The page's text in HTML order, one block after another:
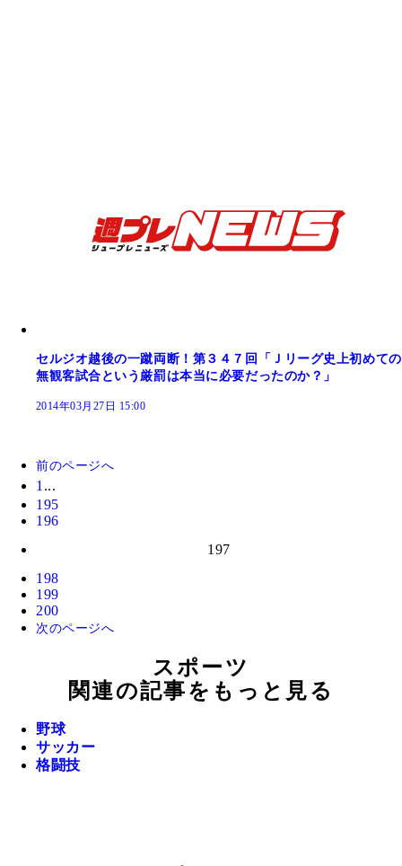
セルジオ越後の一蹴両断！第３４７回「Ｊリーグ史上初めての
無観客試合という厳罰は本当に必要だったのか？」
2014年03月27日 15:00
前のページへ
1 ...
195
196
197
198
199
200
次のページへ
スポーツ
関連の記事をもっと見る
野球
サッカー
格闘技